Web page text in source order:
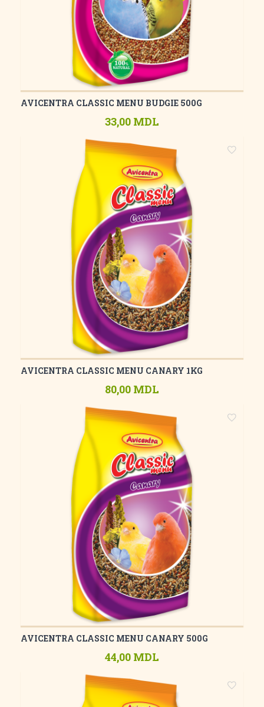
AVICENTRA CLASSIC MENU BUDGIE 500G
33,00 MDL
AVICENTRA CLASSIC MENU CANARY 1KG
80,00 MDL
AVICENTRA CLASSIC MENU CANARY 500G
44,00 MDL